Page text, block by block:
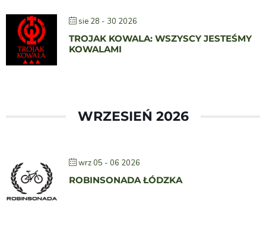
sie 28 - 30 2026
TROJAK KOWALA: WSZYSCY JESTEŚMY
KOWALAMI
WRZESIEŃ 2026
wrz 05 - 06 2026
ROBINSONADA ŁÓDZKA